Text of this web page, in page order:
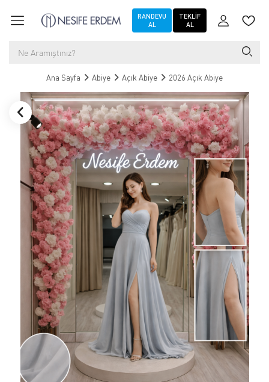
RANDEVU
AL
TEKLIF
AL
Ana Sayfa Abiye Açık Abiye 2026 Açık Abiye